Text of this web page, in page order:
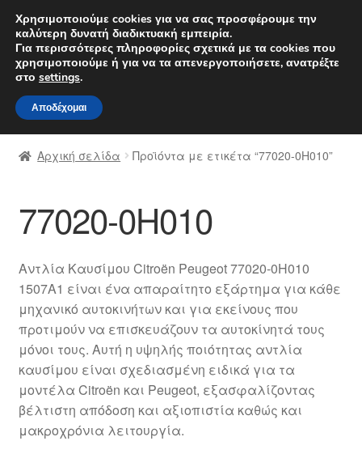
ΑΠΟΣΤΟΛΗ από 7 EUR
Δευτέρα-Παρ. 9 π.μ. - 4 μ.μ.
Απευθείας
μετάβαση
στην
πλοήγηση
Μετάβαση
σε
περιεχόμενο
Αρχική
Διαδικασία Παραπόνων
Επικοινωνία
Μεταφορά
Ο λογαριασμός μου
Ολοκλήρωση αγοράς
Οροι και Προϋποθέσεις
Αρχική σελίδα Προϊόντα με ετικέτα “77020-0H010”
77020-0H010
Αντλία Καυσίμου Citroën Peugeot 77020-0H010
1507A1 είναι ένα απαραίτητο εξάρτημα για κάθε
μηχανικό αυτοκινήτων και για εκείνους που
προτιμούν να επισκευάζουν τα αυτοκίνητά τους
μόνοι τους. Αυτή η υψηλής ποιότητας αντλία
καυσίμου είναι σχεδιασμένη ειδικά για τα
μοντέλα Citroën και Peugeot, εξασφαλίζοντας
βέλτιστη απόδοση και αξιοπιστία καθώς και
μακροχρόνια λειτουργία.
Χρησιμοποιούμε cookies για να σας προσφέρουμε την
καλύτερη δυνατή διαδικτυακή εμπειρία.
Για περισσότερες πληροφορίες σχετικά με τα cookies που
χρησιμοποιούμε ή για να τα απενεργοποιήσετε, ανατρέξτε
στο settings.
Αποδέχομαι